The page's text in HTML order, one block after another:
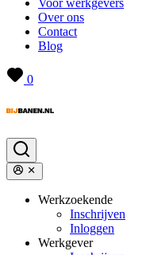
Voor werkgevers
Over ons
Contact
Blog
0
Werkzoekende
Inschrijven
Inloggen
Werkgever